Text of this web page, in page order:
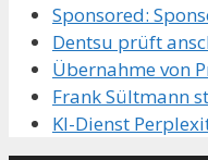
Sponsored:
Dentsu prüft
Übernahme von
Frank Sültmann
KI-Dienst